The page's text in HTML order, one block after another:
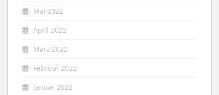
Mai 2022
April 2022
März 2022
Februar 2022
Januar 2022